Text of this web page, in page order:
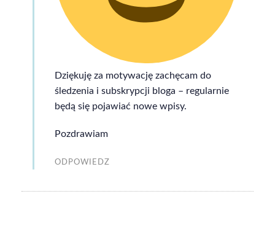
Dziękuję za motywację zachęcam do
śledzenia i subskrypcji bloga – regularnie
będą się pojawiać nowe wpisy.
Pozdrawiam
ODPOWIEDZ